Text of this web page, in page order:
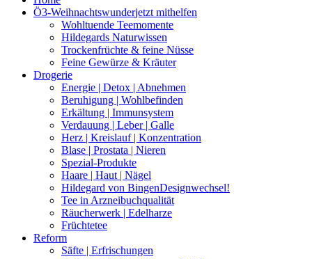
Ö3-Weihnachtswunderjetzt mithelfen
Wohltuende Teemomente
Hildegards Naturwissen
Trockenfrüchte & feine Nüsse
Feine Gewürze & Kräuter
Drogerie
Energie | Detox | Abnehmen
Beruhigung | Wohlbefinden
Erkältung | Immunsystem
Verdauung | Leber | Galle
Herz | Kreislauf | Konzentration
Blase | Prostata | Nieren
Spezial-Produkte
Haare | Haut | Nägel
Hildegard von BingenDesignwechsel!
Tee in Arzneibuchqualität
Räucherwerk | Edelharze
Früchtetee
Reform
Säfte | Erfrischungen